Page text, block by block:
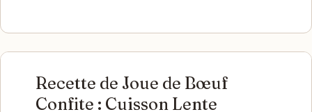
Recette de Joue de Bœuf
Confite : Cuisson Lente